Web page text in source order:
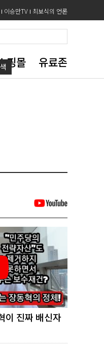
이승만TV 최보식의 언론
핑몰 유료존
이 진짜 배신자